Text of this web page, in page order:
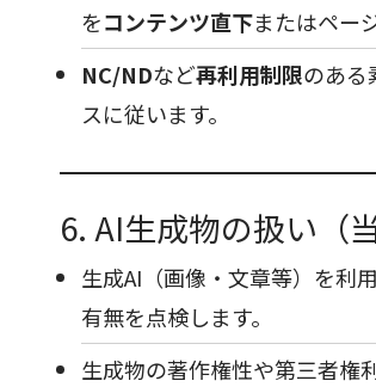
をコンテンツ直下またはペー
NC/NDなど再利用制限のある
スに従います。
6. AI生成物の扱い（
生成AI（画像・文章等）を利
有無を点検します。
生成物の著作権性や第三者権